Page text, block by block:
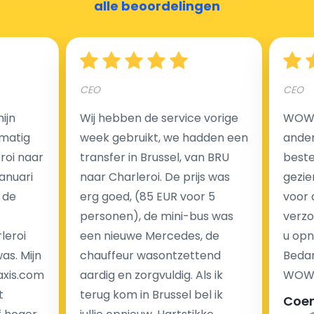
Hoeveel kost een luchthaven taxi transfer?
Een van de meest aantrekkelijke voordelen van
luchthaventaxi's is een vast tarief voor uw rit. In
tegenstelling tot traditionele taxi's met taxameter
brengen wij u geen extra kosten in rekening voor de
nachtrit.
We hebben geen ophaaltarief of extra kosten voor
wachttijd als uw vlucht vertraging heeft.
Kijk op onze website voor meer informatie over uw
transferkosten. Ons boekingsformulier bevat alle
mogelijke extra's die u kunt kiezen en de prijs die u
alle beoordelingen
naar
Mijn
CEO
Wij hebben de service vorige
week gebruikt, we hadden een
transfer in Brussel, van BRU
naar Charleroi. De prijs was
erg goed, (85 EUR voor 5
personen), de mini-bus was
een nieuwe Mercedes, de
chauffeur wasontzettend
aardig en zorgvuldig. Als ik
terug kom in Brussel bel ik
CEO
voor
u